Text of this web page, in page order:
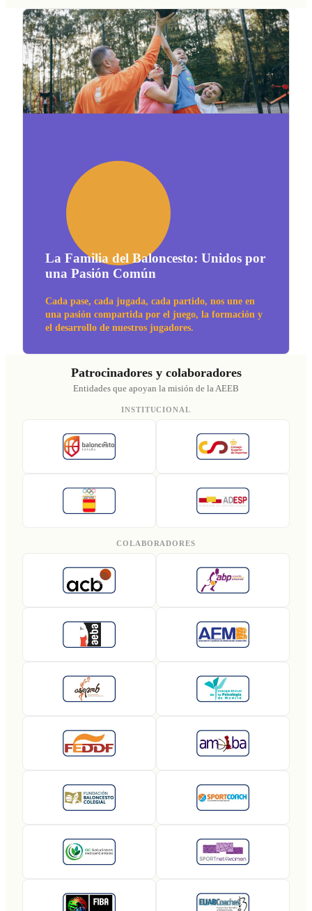
La Familia del Baloncesto: Unidos por
una Pasión Común
Cada pase, cada jugada, cada partido, nos une en
una pasión compartida por el juego, la formación y
el desarrollo de nuestros jugadores.
Patrocinadores y colaboradores
Entidades que apoyan la misión de la AEEB
INSTITUCIONAL
COLABORADORES